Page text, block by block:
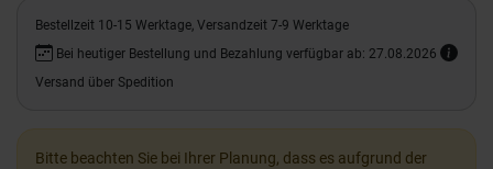
Bestellzeit 10-15 Werktage, Versandzeit 7-9 Werktage
Bei heutiger Bestellung und Bezahlung verfügbar ab: 27.08.2026
Versand über Spedition
Bitte beachten Sie bei Ihrer Planung, dass es aufgrund der